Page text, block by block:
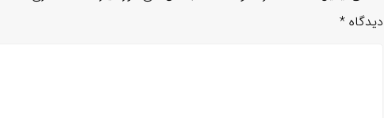
دیدگاه *